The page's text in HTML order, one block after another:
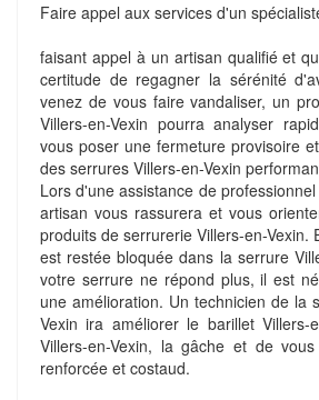
Faire appel aux services d'un
faisant appel à un artisan qualifié et
certitude de regagner la sérénité
venez de vous faire vandaliser, un
Villers-en-Vexin pourra analyser
vous poser une fermeture provisoire
des serrures Villers-en-Vexin
Lors d'une assistance de
artisan vous rassurera et vous
produits de serrurerie Villers-en-Vexin.
est restée bloquée dans la serrure
votre serrure ne répond plus, il est
une amélioration. Un technicien de la
Vexin ira améliorer le barillet Villers-
Villers-en-Vexin, la gâche et de
renforcée et costaud.